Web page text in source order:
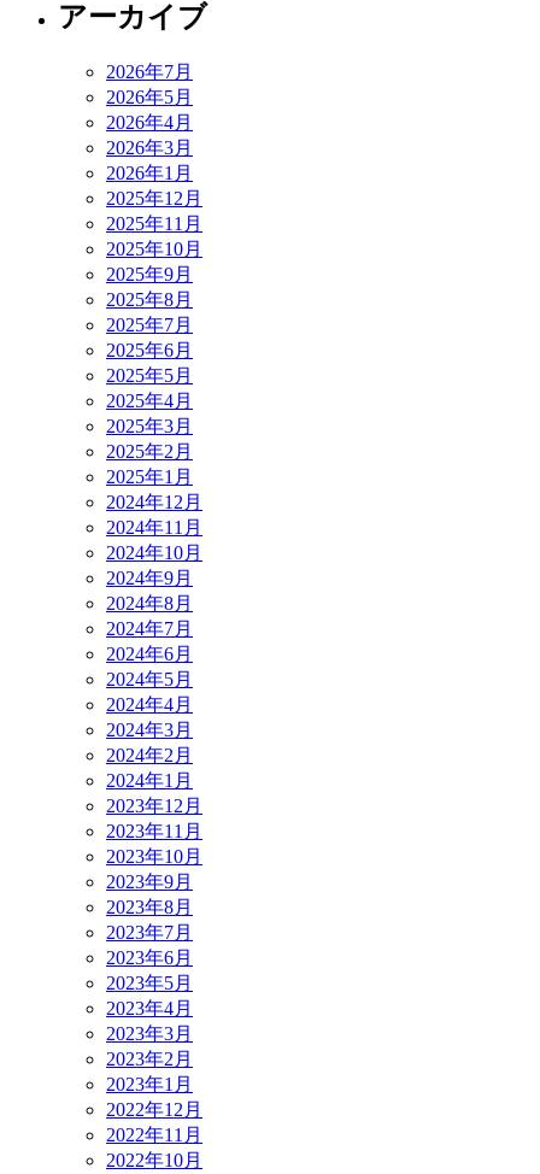
アーカイブ
2026年7月
2026年5月
2026年4月
2026年3月
2026年1月
2025年12月
2025年11月
2025年10月
2025年9月
2025年8月
2025年7月
2025年6月
2025年5月
2025年4月
2025年3月
2025年2月
2025年1月
2024年12月
2024年11月
2024年10月
2024年9月
2024年8月
2024年7月
2024年6月
2024年5月
2024年4月
2024年3月
2024年2月
2024年1月
2023年12月
2023年11月
2023年10月
2023年9月
2023年8月
2023年7月
2023年6月
2023年5月
2023年4月
2023年3月
2023年2月
2023年1月
2022年12月
2022年11月
2022年10月